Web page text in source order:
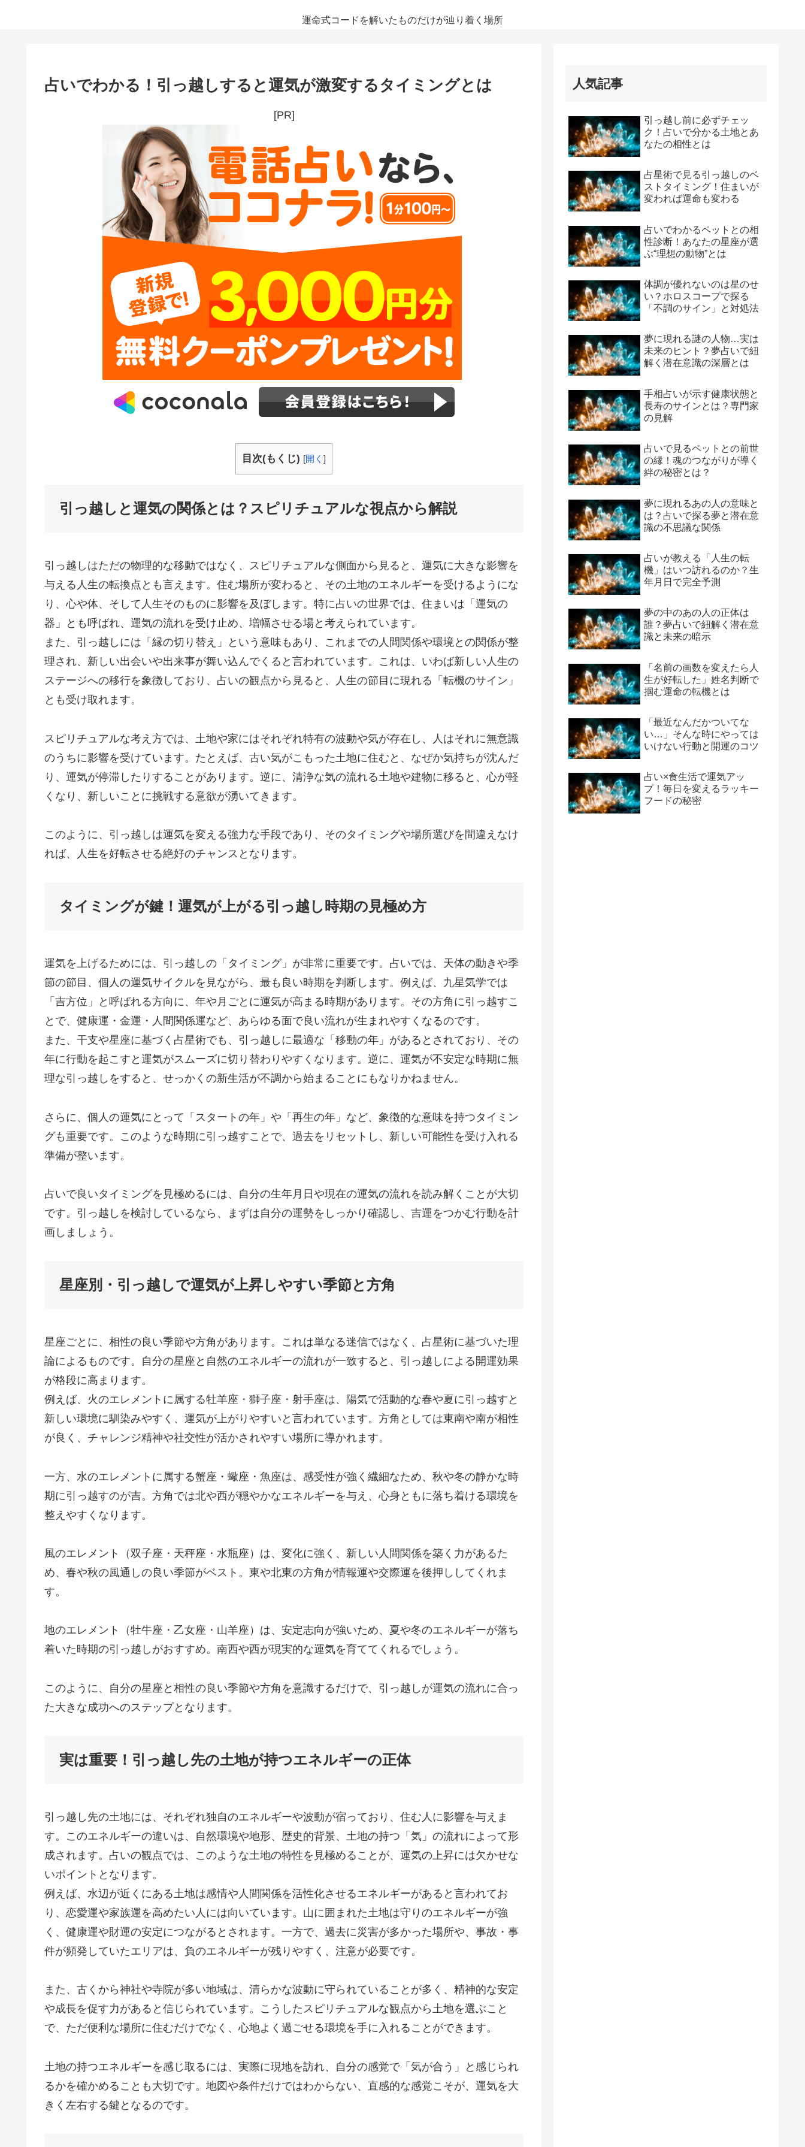
運命式コードを解いたものだけが辿り着く場所
占いでわかる！引っ越しすると運気が激変するタイミングとは
[PR]
目次(もくじ) [開く ]
引っ越しと運気の関係とは？スピリチュアルな視点から解説
引っ越しはただの物理的な移動ではなく、スピリチュアルな側面から見ると、運気に大きな影響を
与える人生の転換点とも言えます。住む場所が変わると、その土地のエネルギーを受けるようにな
り、心や体、そして人生そのものに影響を及ぼします。特に占いの世界では、住まいは「運気の
器」とも呼ばれ、運気の流れを受け止め、増幅させる場と考えられています。
また、引っ越しには「縁の切り替え」という意味もあり、これまでの人間関係や環境との関係が整
理され、新しい出会いや出来事が舞い込んでくると言われています。これは、いわば新しい人生の
ステージへの移行を象徴しており、占いの観点から見ると、人生の節目に現れる「転機のサイン」
とも受け取れます。
スピリチュアルな考え方では、土地や家にはそれぞれ特有の波動や気が存在し、人はそれに無意識
のうちに影響を受けています。たとえば、古い気がこもった土地に住むと、なぜか気持ちが沈んだ
り、運気が停滞したりすることがあります。逆に、清浄な気の流れる土地や建物に移ると、心が軽
くなり、新しいことに挑戦する意欲が湧いてきます。
このように、引っ越しは運気を変える強力な手段であり、そのタイミングや場所選びを間違えなけ
れば、人生を好転させる絶好のチャンスとなります。
タイミングが鍵！運気が上がる引っ越し時期の見極め方
運気を上げるためには、引っ越しの「タイミング」が非常に重要です。占いでは、天体の動きや季
節の節目、個人の運気サイクルを見ながら、最も良い時期を判断します。例えば、九星気学では
「吉方位」と呼ばれる方向に、年や月ごとに運気が高まる時期があります。その方角に引っ越すこ
とで、健康運・金運・人間関係運など、あらゆる面で良い流れが生まれやすくなるのです。
また、干支や星座に基づく占星術でも、引っ越しに最適な「移動の年」があるとされており、その
年に行動を起こすと運気がスムーズに切り替わりやすくなります。逆に、運気が不安定な時期に無
理な引っ越しをすると、せっかくの新生活が不調から始まることにもなりかねません。
さらに、個人の運気にとって「スタートの年」や「再生の年」など、象徴的な意味を持つタイミン
グも重要です。このような時期に引っ越すことで、過去をリセットし、新しい可能性を受け入れる
準備が整います。
占いで良いタイミングを見極めるには、自分の生年月日や現在の運気の流れを読み解くことが大切
です。引っ越しを検討しているなら、まずは自分の運勢をしっかり確認し、吉運をつかむ行動を計
画しましょう。
星座別・引っ越しで運気が上昇しやすい季節と方角
星座ごとに、相性の良い季節や方角があります。これは単なる迷信ではなく、占星術に基づいた理
論によるものです。自分の星座と自然のエネルギーの流れが一致すると、引っ越しによる開運効果
が格段に高まります。
例えば、火のエレメントに属する牡羊座・獅子座・射手座は、陽気で活動的な春や夏に引っ越すと
新しい環境に馴染みやすく、運気が上がりやすいと言われています。方角としては東南や南が相性
が良く、チャレンジ精神や社交性が活かされやすい場所に導かれます。
一方、水のエレメントに属する蟹座・蠍座・魚座は、感受性が強く繊細なため、秋や冬の静かな時
期に引っ越すのが吉。方角では北や西が穏やかなエネルギーを与え、心身ともに落ち着ける環境を
整えやすくなります。
風のエレメント（双子座・天秤座・水瓶座）は、変化に強く、新しい人間関係を築く力があるた
め、春や秋の風通しの良い季節がベスト。東や北東の方角が情報運や交際運を後押ししてくれま
す。
地のエレメント（牡牛座・乙女座・山羊座）は、安定志向が強いため、夏や冬のエネルギーが落ち
着いた時期の引っ越しがおすすめ。南西や西が現実的な運気を育ててくれるでしょう。
このように、自分の星座と相性の良い季節や方角を意識するだけで、引っ越しが運気の流れに合っ
た大きな成功へのステップとなります。
実は重要！引っ越し先の土地が持つエネルギーの正体
引っ越し先の土地には、それぞれ独自のエネルギーや波動が宿っており、住む人に影響を与えま
す。このエネルギーの違いは、自然環境や地形、歴史的背景、土地の持つ「気」の流れによって形
成されます。占いの観点では、このような土地の特性を見極めることが、運気の上昇には欠かせな
いポイントとなります。
例えば、水辺が近くにある土地は感情や人間関係を活性化させるエネルギーがあると言われてお
り、恋愛運や家族運を高めたい人には向いています。山に囲まれた土地は守りのエネルギーが強
く、健康運や財運の安定につながるとされます。一方で、過去に災害が多かった場所や、事故・事
件が頻発していたエリアは、負のエネルギーが残りやすく、注意が必要です。
また、古くから神社や寺院が多い地域は、清らかな波動に守られていることが多く、精神的な安定
や成長を促す力があると信じられています。こうしたスピリチュアルな観点から土地を選ぶこと
で、ただ便利な場所に住むだけでなく、心地よく過ごせる環境を手に入れることができます。
土地の持つエネルギーを感じ取るには、実際に現地を訪れ、自分の感覚で「気が合う」と感じられ
るかを確かめることも大切です。地図や条件だけではわからない、直感的な感覚こそが、運気を大
きく左右する鍵となるのです。
人気記事
引っ越し前に必ずチェッ
ク！占いで分かる土地とあ
なたの相性とは
占星術で見る引っ越しのベ
ストタイミング！住まいが
変われば運命も変わる
占いでわかるペットとの相
性診断！あなたの星座が選
ぶ“理想の動物”とは
体調が優れないのは星のせ
い？ホロスコープで探る
「不調のサイン」と対処法
夢に現れる謎の人物…実は
未来のヒント？夢占いで紐
解く潜在意識の深層とは
手相占いが示す健康状態と
長寿のサインとは？専門家
の見解
占いで見るペットとの前世
の縁！魂のつながりが導く
絆の秘密とは？
夢に現れるあの人の意味と
は？占いで探る夢と潜在意
識の不思議な関係
占いが教える「人生の転
機」はいつ訪れるのか？生
年月日で完全予測
夢の中のあの人の正体は
誰？夢占いで紐解く潜在意
識と未来の暗示
「名前の画数を変えたら人
生が好転した」姓名判断で
掴む運命の転機とは
「最近なんだかついてな
い…」そんな時にやっては
いけない行動と開運のコツ
占い×食生活で運気アッ
プ！毎日を変えるラッキー
フードの秘密